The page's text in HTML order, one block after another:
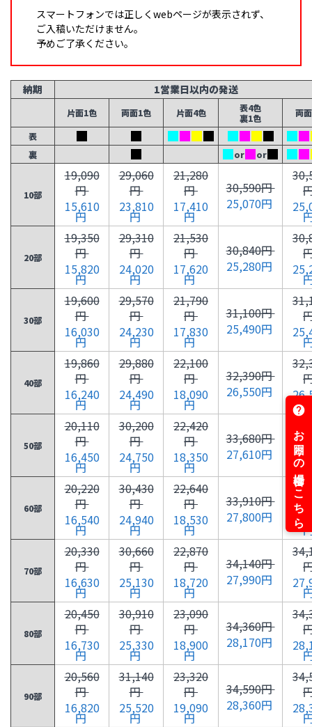
スマートフォンでは正しくwebページが表示されず、
ご入稿いただけません。
予めご了承ください。
納期 1営業日以内の発送
片面1色 両面1色 片面4色
表4色
裏1色
両
表
裏
or or
10部
19,090
円
15,610
円
29,060
円
23,810
円
21,280
円
17,410
円
30,590円
25,070円
20部
19,350
円
15,820
円
29,310
円
24,020
円
21,530
円
17,620
円
30,840円
25,280円
30部
19,600
円
16,030
円
29,570
円
24,230
円
21,790
円
17,830
円
31,100円
25,490円
40部
19,860
円
16,240
円
29,880
円
24,490
円
22,100
円
18,090
円
32,390円
26,550円
50部
20,110
円
16,450
円
30,200
円
24,750
円
22,420
円
18,350
円
33,680円
27,610円
60部
20,220
円
16,540
円
30,430
円
24,940
円
22,640
円
18,530
円
33,910円
27,800円
70部
20,330
円
16,630
円
30,660
円
25,130
円
22,870
円
18,720
円
34,140円
27,990円
80部
20,450
円
16,730
円
30,910
円
25,330
円
23,090
円
18,900
円
34,360円
28,170円
90部
20,560
円
16,820
円
31,140
円
25,520
円
23,320
円
19,090
円
34,590円
28,360円